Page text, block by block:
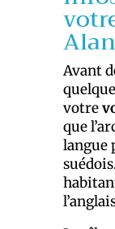
Avant
votre
que
langue